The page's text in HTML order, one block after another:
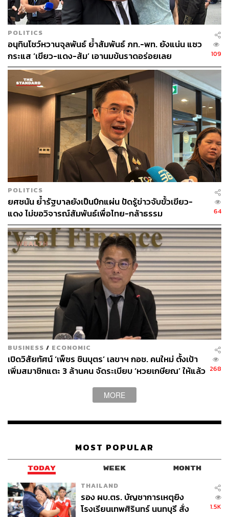
POLITICS
อนุทินโชว์หวานจุลพันธ์ ย้ำสัมพันธ์ ภท.-พท. ยังแน่น แซว
กระแส ‘เขียว-แดง-ส้ม’ เอานมข้นราดอร่อยเลย
109
POLITICS
ยศชนัน ย้ำรัฐบาลยังเป็นปึกแผ่น ปัดรู้ข่าวจับขั้วเขียว-
แดง ไม่ขอวิจารณ์สัมพันธ์เพื่อไทย-กล้าธรรม
64
BUSINESS / ECONOMIC
เปิดวิสัยทัศน์ ‘เพ็ชร ชินบุตร’ เลขาฯ กอช. คนใหม่ ตั้งเป้า
เพิ่มสมาชิกแตะ 3 ล้านคน จัดระเบียบ ‘หวยเกษียณ’ ให้แล้ว 268
MORE
MOST POPULAR
TODAY WEEK MONTH
THAILAND
รอง ผบ.ตร. บัญชาการเหตุยิง
โรงเรียนเทพศิรินทร์ นนทบุรี สั่ง
1.5K